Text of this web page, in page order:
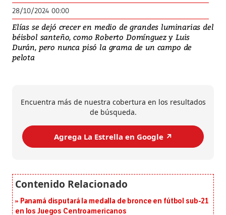
28/10/2024 00:00
Elías se dejó crecer en medio de grandes luminarias del
béisbol santeño, como Roberto Domínguez y Luis
Durán, pero nunca pisó la grama de un campo de
pelota
Encuentra más de nuestra cobertura en los resultados
de búsqueda.
Agrega La Estrella en Google ↗️
Panamá disputará la medalla de bronce en fútbol sub-21
en los Juegos Centroamericanos